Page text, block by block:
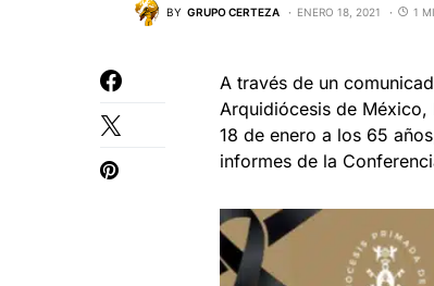
BY GRUPO CERTEZA ENERO 18, 2021 1
A través de un
Arquidiócesis de México,
18 de enero a los 65
informes de la